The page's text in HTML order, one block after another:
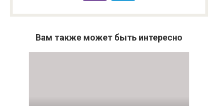
Вам также может быть интересно